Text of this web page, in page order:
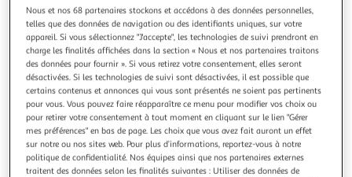
précédentesuivante
ATMOSPHERA
Lot de 2 miroirs adhésifs carré 40x40cm argent
Informations Techniques : Dimensions : L. 40 x l. 0,2 x H. 40
cm Matière : Verre Spécificités : Pratique & Utile Lot de 2
Miroirs Adhésifs Forme Carrée Facile à Poser S'utilise avec
un Ruban Adhésif Poids : 1,47 kg Couleur : Argent
En savoir +
Vendu par Paris Prix
Nous et nos 68 partenaires stockons et accédons à des données personnelles,
telles que des données de navigation ou des identifiants uniques, sur votre
appareil. Si vous sélectionnez "J'accepte", les technologies de suivi prendront en
charge les finalités affichées dans la section « Nous et nos partenaires traitons
des données pour fournir ». Si vous retirez votre consentement, elles seront
désactivées. Si les technologies de suivi sont désactivées, il est possible que
certains contenus et annonces qui vous sont présentés ne soient pas pertinents
pour vous. Vous pouvez faire réapparaître ce menu pour modifier vos choix ou
pour retirer votre consentement à tout moment en cliquant sur le lien "Gérer
mes préférences" en bas de page. Les choix que vous avez fait auront un effet
sur notre ou nos sites web. Pour plus d’informations, reportez-vous à notre
politique de confidentialité. Nos équipes ainsi que nos partenaires externes
traitent des données selon les finalités suivantes : Utiliser des données de